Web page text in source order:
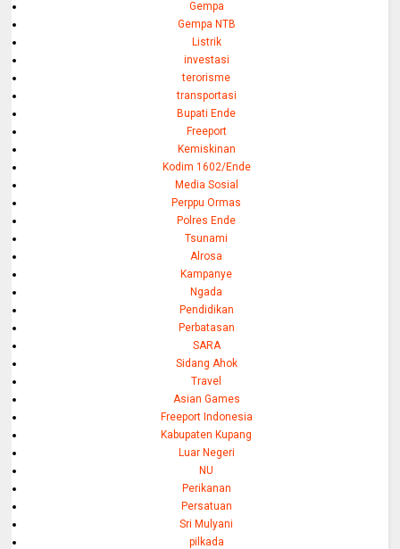
Gempa
Gempa NTB
Listrik
investasi
terorisme
transportasi
Bupati Ende
Freeport
Kemiskinan
Kodim 1602/Ende
Media Sosial
Perppu Ormas
Polres Ende
Tsunami
Alrosa
Kampanye
Ngada
Pendidikan
Perbatasan
SARA
Sidang Ahok
Travel
Asian Games
Freeport Indonesia
Kabupaten Kupang
Luar Negeri
NU
Perikanan
Persatuan
Sri Mulyani
pilkada